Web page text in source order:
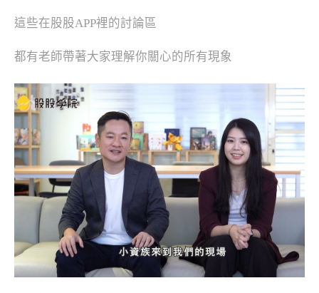
這些在股股APP裡的討論區
都有老師帶著大家理解你關心的所有現象